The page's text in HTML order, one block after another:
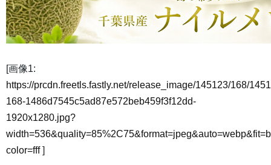
[画像1:
https://prcdn.freetls.fastly.net/release_image/145123/168/
168-1486d7545c5ad87e572beb459f3f12dd-
1920x1280.jpg?
color=fff]